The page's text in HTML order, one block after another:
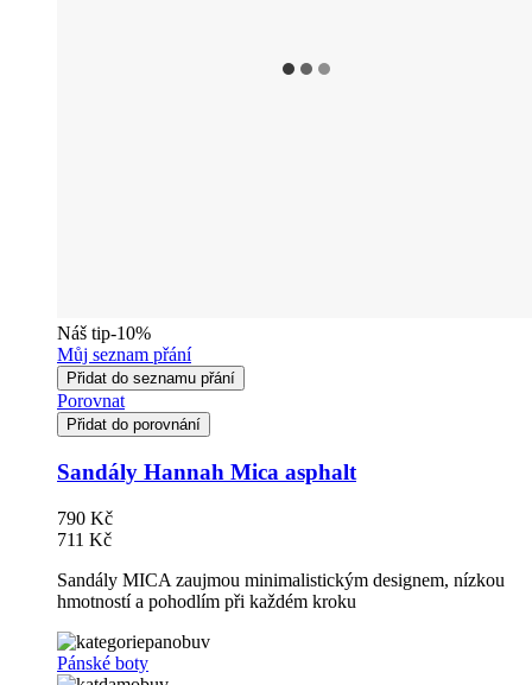
Náš tip-10%
Můj seznam přání
Přidat do seznamu přání
Porovnat
Přidat do porovnání
Sandály Hannah Mica asphalt
790 Kč
711 Kč
Sandály MICA zaujmou minimalistickým designem, nízkou
hmotností a pohodlím při každém kroku
Pánské boty